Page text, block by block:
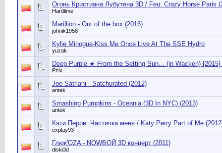
Огонь Кристиана Лубутена 3D / Feu: Crazy Horse Paris
Hardlime
Marillion - Out of the box (2016)
johnik1958
Kylie Minogue-Kiss Me Once Live At The SSE Hydro
yuzak
Deep Purple ★ From the Setting Sun... (in Wacken) [2015]
Pzix
Joe Satriani - Satchurated (2012)
antek
Smashing Pumpkins - Oceania (3D In NYC) (2013)
antek
Кэти Перри: Частичка меня / Katy Perry Part of Me
explay93
Глюк'OZA - NOWБОЙ 3D концерт (2011)
diski3d